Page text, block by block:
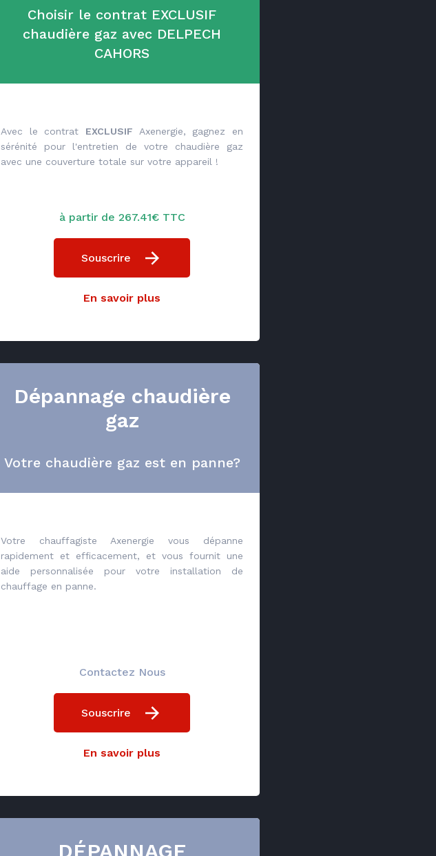
Choisir le contrat EXCLUSIF
chaudière gaz avec DELPECH
CAHORS
Avec le contrat EXCLUSIF Axenergie, gagnez en
sérénité pour l'entretien de votre chaudière gaz
avec une couverture totale sur votre appareil !
à partir de 267.41€ TTC
Souscrire
En savoir plus
Dépannage chaudière
gaz
Votre chaudière gaz est en panne?
Votre chauffagiste Axenergie vous dépanne
rapidement et efficacement, et vous fournit une
aide personnalisée pour votre installation de
chauffage en panne.
Contactez Nous
Souscrire
En savoir plus
DÉPANNAGE